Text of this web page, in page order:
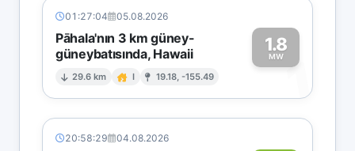
01:27:04 05.08.2026
Pāhala'nın 3 km güney-
güneybatısında, Hawaii
29.6 km I 19.18, -155.49
1.8
MW1
20:58:29 04.08.2026